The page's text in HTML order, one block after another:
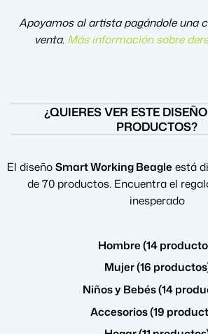
Apoyamos al artista pagándole una
venta. Más información sobre
¿QUIERES VER ESTE
PRODUCTOS?
El diseñoSmart Working Beagle está
de 70 productos. Encuentra el
inesperado
Hombre (14
Mujer (16
Niños y Bebés (14
Accesorios (19